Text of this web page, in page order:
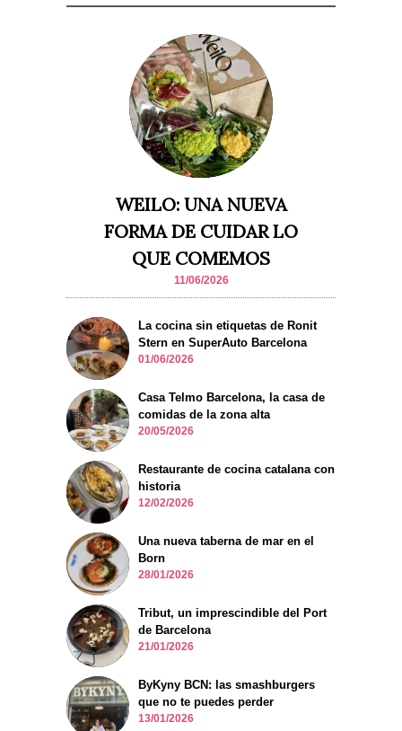
WEILO: UNA NUEVA
FORMA DE CUIDAR LO
QUE COMEMOS
11/06/2026
La cocina sin etiquetas de Ronit
Stern en SuperAuto Barcelona
01/06/2026
Casa Telmo Barcelona, la casa de
comidas de la zona alta
20/05/2026
Restaurante de cocina catalana con
historia
12/02/2026
Una nueva taberna de mar en el
Born
28/01/2026
Tribut, un imprescindible del Port
de Barcelona
21/01/2026
ByKyny BCN: las smashburgers
que no te puedes perder
13/01/2026